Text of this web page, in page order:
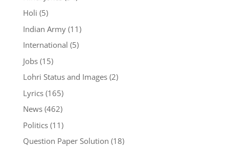
Holi (5)
Indian Army(11)
International (5)
Jobs(15)
Lohri Status and Images(2)
Lyrics(165)
News(462)
Politics(11)
Question Paper Solution (18)